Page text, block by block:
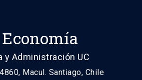
y Administración UC
Macul. Santiago, Chile